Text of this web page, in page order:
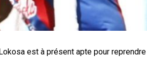
est à présent apte pour reprendre